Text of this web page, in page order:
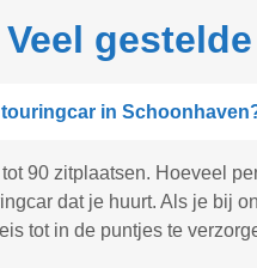
Veel
in
90 zitplaatsen. Hoeveel
dat je huurt. Als je bij
tot in de puntjes te